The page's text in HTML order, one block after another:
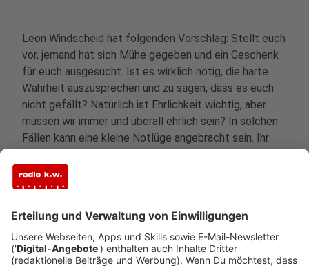
Leon Windscheid hat folgenden Vorschlag: Stellt euch
vor, jemand hat sich Mühe gegeben und ein Geschenk
für euch ausgesucht. Ist es wirklich nötig, die harte
Wahrheit auszusprechen und zu sagen, dass es euch
nicht gefällt? Natürlich ist Ehrlichkeit wichtig, aber
müssen wir immer und überall ehrlich sein? In solchen
Fällen kann eine kleine Notlüge angebracht sein. Ihr
nachfragen, ob der Kassenbon noch vorhanden ist,
falls das Geschenk doch nicht ganz passt. Diese
Freude der Feiertage, ohne dass jemand verletzt wird.
Anzeige